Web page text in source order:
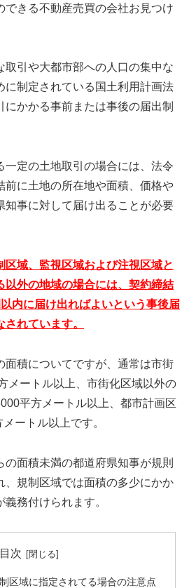
できる不動産売買の会社お見つけ
取引や大都市部への人口の集中な
に制定されている国土利用計画法
にかかる事前または事後の届出制
一定の土地取引の場合には、法令
前に土地の所在地や面積、価格や
知事に対して届け出ることが必要
区域、監視区域および注視区域と
以外の地域の場合には、契約締結
内に届け出ればよいという事後届
れています。
面積についてですが、通常は市街
メートル以上、市街化区域以外の
平方メートル以上、都市計画区
ートル以上です。
の面積未満の都道府県知事が規則
、規制区域では面積の多少にかか
務付けられます。
目次
区域に指定されてる場合の注意点